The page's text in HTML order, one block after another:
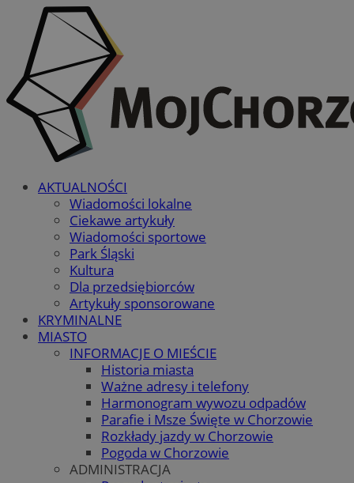
AKTUALNOŚCI
Wiadomości lokalne
Ciekawe artykuły
Wiadomości sportowe
Park Śląski
Kultura
Dla przedsiębiorców
Artykuły sponsorowane
KRYMINALNE
MIASTO
INFORMACJE O MIEŚCIE
Historia miasta
Ważne adresy i telefony
Harmonogram wywozu odpadów
Parafie i Msze Święte w Chorzowie
Rozkłady jazdy w Chorzowie
Pogoda w Chorzowie
ADMINISTRACJA